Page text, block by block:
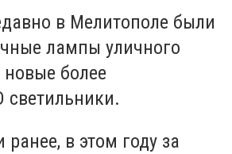
в Мелитополе были
лампы уличного
более
светильники.
в этом году за